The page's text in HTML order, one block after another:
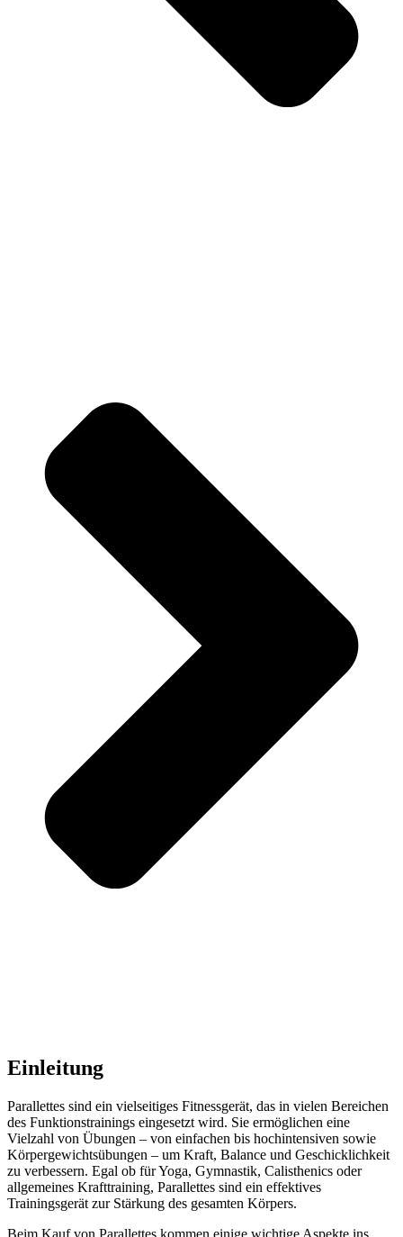
Einleitung
Parallettes sind ein vielseitiges Fitnessgerät, das in vielen Bereichen
des Funktionstrainings eingesetzt wird. Sie ermöglichen eine
Vielzahl von Übungen – von einfachen bis hochintensiven sowie
Körpergewichtsübungen – um Kraft, Balance und Geschicklichkeit
zu verbessern. Egal ob für Yoga, Gymnastik, Calisthenics oder
allgemeines Krafttraining, Parallettes sind ein effektives
Trainingsgerät zur Stärkung des gesamten Körpers.
Beim Kauf von Parallettes kommen einige wichtige Aspekte ins